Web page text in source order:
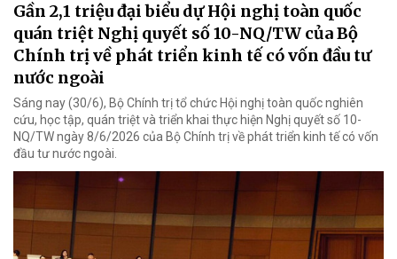
Gần 2,1 triệu đại biểu dự Hội nghị toàn quốc
quán triệt Nghị quyết số 10-NQ/TW của Bộ
Chính trị về phát triển kinh tế có vốn đầu tư
nước ngoài
Sáng nay (30/6), Bộ Chính trị tổ chức Hội nghị toàn quốc nghiên
cứu, học tập, quán triệt và triển khai thực hiện Nghị quyết số 10-
NQ/TW ngày 8/6/2026 của Bộ Chính trị về phát triển kinh tế có vốn
đầu tư nước ngoài.